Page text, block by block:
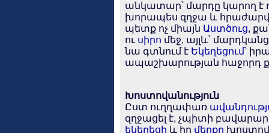
անկատար՝ մարդը կարող է
խորապես զղջա և
պետք ոչ միայն Աստծուց,
ու սիրո մեջ, այլև՝
նա գտնում է Եկեղեցում՝
ապաշխարության հաջորդ
Խոստովանություն
Ըստ ուղղափառ
զղջացել է, չպիտի
եկեղեցի և իր մեղքը